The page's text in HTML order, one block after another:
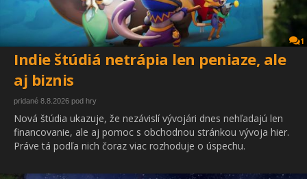
1
Indie štúdiá netrápia len peniaze, ale
aj biznis
pridané 8.8.2026 pod hry
Nová štúdia ukazuje, že nezávislí vývojári dnes nehľadajú len
financovanie, ale aj pomoc s obchodnou stránkou vývoja hier.
Práve tá podľa nich čoraz viac rozhoduje o úspechu.